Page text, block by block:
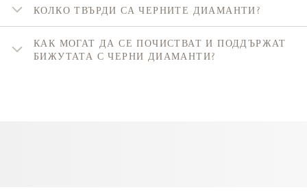
КОЛКО ТВЪРДИ СА ЧЕРНИТЕ ДИАМАНТИ?
КАК МОГАТ ДА СЕ ПОЧИСТВАТ И ПОДДЪРЖАТ
БИЖУТАТА С ЧЕРНИ ДИАМАНТИ?